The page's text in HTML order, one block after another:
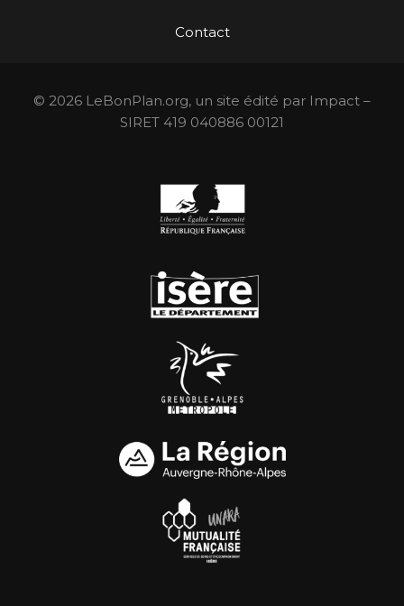
Contact
© 2026 LeBonPlan.org, un site édité par Impact –
SIRET 419 040886 00121